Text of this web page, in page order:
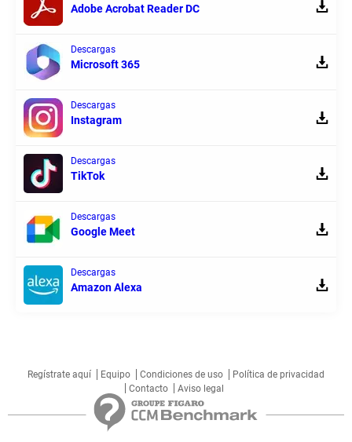
Adobe Acrobat Reader DC
Descargas
Microsoft 365
Descargas
Instagram
Descargas
TikTok
Descargas
Google Meet
Descargas
Amazon Alexa
Regístrate aquí Equipo Condiciones de uso
Política de privacidad
Contacto
Aviso legal